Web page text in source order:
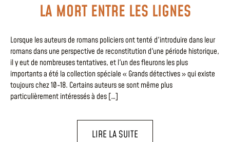
LA MORT ENTRE LES LIGNES
Lorsque les auteurs de romans policiers ont tenté d'introduire dans leur
romans dans une perspective de reconstitution d'une période historique,
il y eut de nombreuses tentatives, et l'un des fleurons les plus
importants a été la collection spéciale « Grands détectives » qui existe
toujours chez 10-18. Certains auteurs se sont même plus
particulièrement intéressés à des […]
LIRE LA SUITE